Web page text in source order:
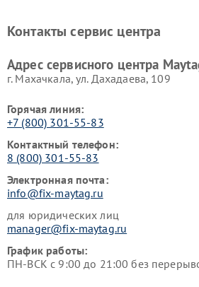
Контакты сервис центра
Адрес сервисного центра
г. Махачкала, ул. Дахадаева, 109
Горячая линия:
+7 (800) 301-55-83
Контактный телефон:
8 (800) 301-55-83
Электронная почта:
info@fix-maytag.ru
для юридических лиц
manager@fix-maytag.ru
График работы:
ПН-ВСК с 9:00 до 21:00 без